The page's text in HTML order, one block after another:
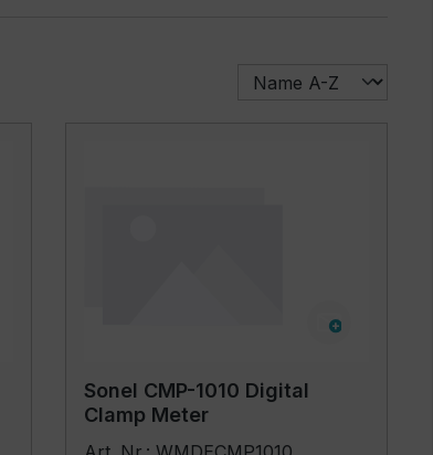
Sonel CMP-1010 Digital
Clamp Meter